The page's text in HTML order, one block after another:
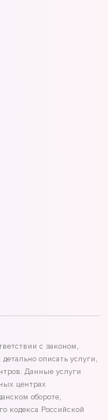
с законом,
описать услуги,
Данные услуги
центрах
обороте,
кодекса Российской